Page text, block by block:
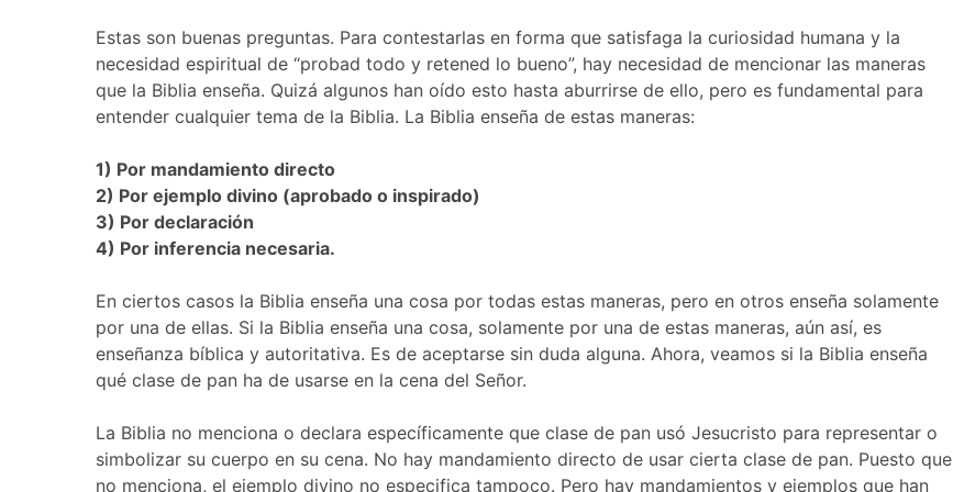
Estas son buenas preguntas. Para contestarlas en forma que satisfaga la curiosidad humana y la
necesidad espiritual de “probad todo y retened lo bueno”, hay necesidad de mencionar las maneras
que la Biblia enseña. Quizá algunos han oído esto hasta aburrirse de ello, pero es fundamental para
entender cualquier tema de la Biblia. La Biblia enseña de estas maneras:
1) Por mandamiento directo
2) Por ejemplo divino (aprobado o inspirado)
3) Por declaración
4) Por inferencia necesaria.
En ciertos casos la Biblia enseña una cosa por todas estas maneras, pero en otros enseña solamente
por una de ellas. Si la Biblia enseña una cosa, solamente por una de estas maneras, aún así, es
enseñanza bíblica y autoritativa. Es de aceptarse sin duda alguna. Ahora, veamos si la Biblia enseña
qué clase de pan ha de usarse en la cena del Señor.
La Biblia no menciona o declara específicamente que clase de pan usó Jesucristo para representar o
simbolizar su cuerpo en su cena. No hay mandamiento directo de usar cierta clase de pan. Puesto que
no menciona, el ejemplo divino no especifica tampoco. Pero hay mandamientos y ejemplos que han